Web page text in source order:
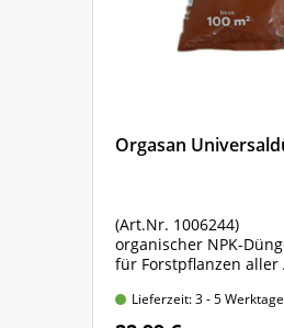
Orgasan
(Art.Nr. 1006244)
organischer NPK-
für Forstpflanzen aller
Lieferzeit: 3 - 5 Werktage